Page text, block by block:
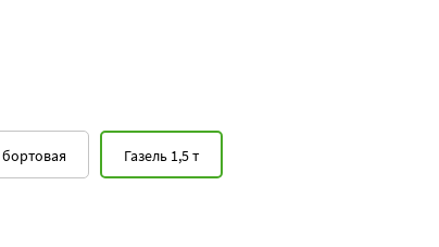
Газель 1,5 т
бортовая